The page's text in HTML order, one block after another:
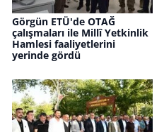
Görgün ETÜ'de OTAĞ
çalışmaları ile Millî Yetkinlik
Hamlesi faaliyetlerini
yerinde gördü